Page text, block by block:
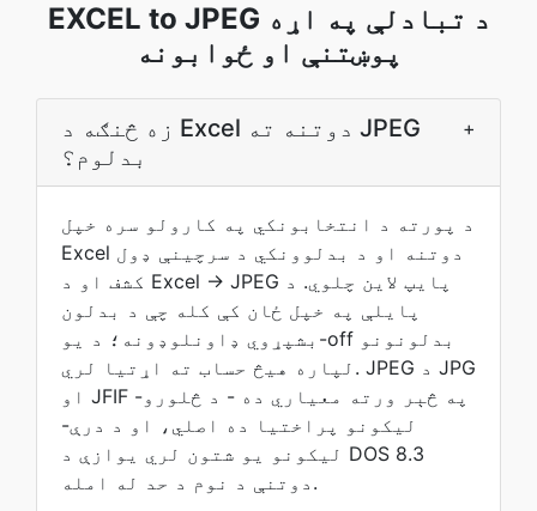
EXCEL to JPEG د تبادلې په اړه
پوښتنې او ځوابونه
زه څنګه د Excel دوتنه ته JPEG
بدلوم؟
+
د پورته د انتخابونکي په کارولو سره خپل
Excel دوتنه او د بدلوونکي د سرچینې ډول
کشف او د Excel → JPEG پایپ لاین چلوي. د
پایلې په خپل ځان کې کله چې د بدلون
بشپړوي ډاونلوډونه؛ د یو-off بدلونونو
لپاره هیڅ حساب ته اړتيا لري. JPEG د JPG
او JFIF په څېر ورته معياري ده - د څلورو-
ليکونو پراختيا ده اصلي، او د درې-
ليکونو يو شتون لري يوازې د DOS 8.3
دوتنې د نوم د حد له امله.